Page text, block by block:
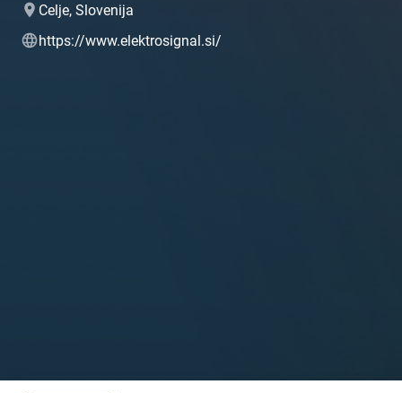
Celje, Slovenija
https://www.elektrosignal.si/